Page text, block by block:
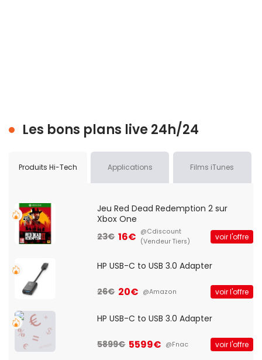
Les bons plans live 24h/24
Produits Hi-Tech Applications Films iTunes
Jeu Red Dead Redemption 2 sur
Xbox One
23€ 16€ @Cdiscount
(Vendeur Tiers)
voir l'offre
HP USB-C to USB 3.0 Adapter
26€ 20€ @Amazon voir l'offre
HP USB-C to USB 3.0 Adapter
5899€ 5599€ @Fnac voir l'offre